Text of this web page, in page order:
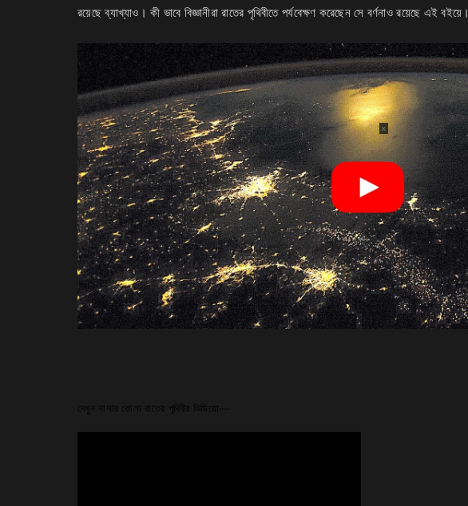
রয়েছে ব্যাখ্যাও। কী ভাবে বিজ্ঞানীরা রাতের পৃথিবীতে পর্যবেক্ষণ করেছেন সে বর্ণনাও রয়েছে এই বইয়ে।
দেখুন নাসার তোলা রাতের পৃথিবীর ভিডিয়ো—
X